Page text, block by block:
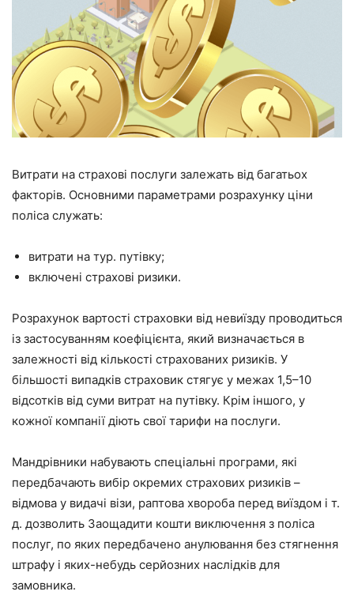
Витрати на страхові послуги залежать від багатьох
факторів. Основними параметрами розрахунку ціни
поліса служать:
витрати на тур. путівку;
включені страхові ризики.
Розрахунок вартості страховки від невиїзду проводиться
із застосуванням коефіцієнта, який визначається в
залежності від кількості страхованих ризиків. У
більшості випадків страховик стягує у межах 1,5–10
відсотків від суми витрат на путівку. Крім іншого, у
кожної компанії діють свої тарифи на послуги.
Мандрівники набувають спеціальні програми, які
передбачають вибір окремих страхових ризиків –
відмова у видачі візи, раптова хвороба перед виїздом і т.
д. дозволить Заощадити кошти виключення з поліса
послуг, по яких передбачено анулювання без стягнення
штрафу і яких-небудь серйозних наслідків для
замовника.